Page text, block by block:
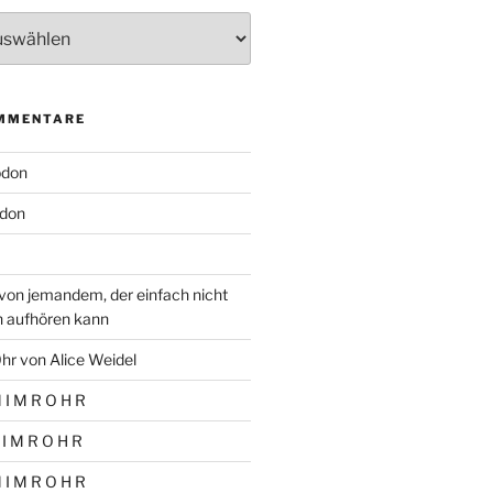
jemandem, der einfach nicht
aufhören kann
von Alice Weidel
I M R O H R
M R O H R
I M R O H R